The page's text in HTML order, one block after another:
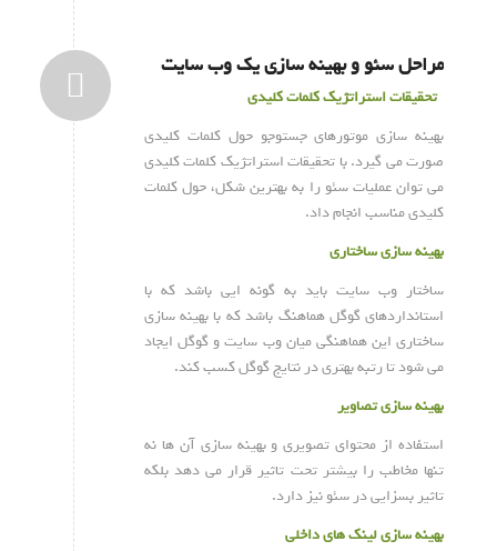
مراحل سئو و بهینه سازی یک وب سایت
تحقیقات استراتژیک کلمات کلیدی
بهینه سازی موتورهای جستوجو حول کلمات کلیدی
صورت می گیرد. با تحقیقات استراتژیک کلمات کلیدی
می توان عملیات سئو را به بهترین شکل، حول کلمات
کلیدی مناسب انجام داد.
بهینه سازی ساختاری
ساختار وب سایت باید به گونه ایی باشد که با
استانداردهای گوگل هماهنگ باشد که با بهینه سازی
ساختاری این هماهنگی میان وب سایت و گوگل ایجاد
می شود تا رتبه بهتری در نتایج گوگل کسب کند.
بهینه سازی تصاویر
استفاده از محتوای تصویری و بهینه سازی آن ها نه
تنها مخاطب را بیشتر تحت تاثیر قرار می دهد بلکه
تاثیر بسزایی در سئو نیز دارد.
بهینه سازی لینک های داخلی